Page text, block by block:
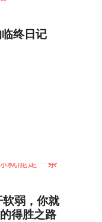
终日记
软弱，你就
得胜之路